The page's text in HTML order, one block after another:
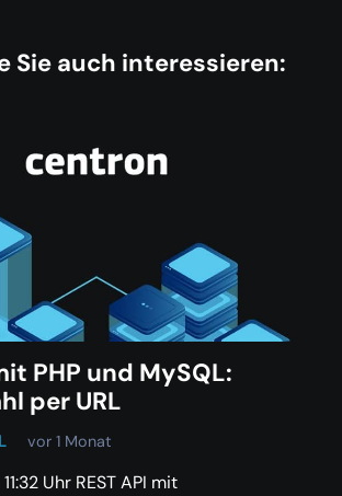
Sie auch interessieren:
PHP und MySQL:
per URL
vor 1 Monat
Uhr REST API mit